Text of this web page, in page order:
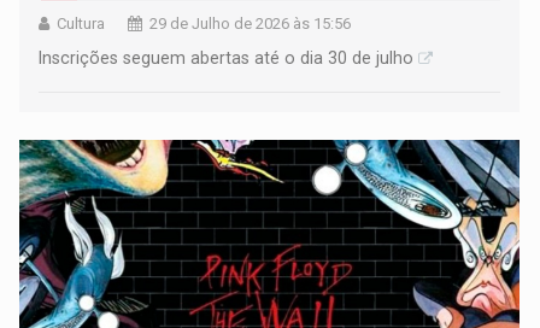
Cultura 29 de Julho de 2026 às 15:56
Inscrições seguem abertas até o dia 30 de julho